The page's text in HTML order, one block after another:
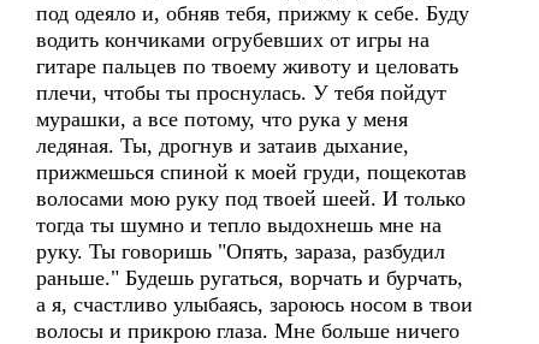
под одеяло и, обняв тебя, прижму к себе. Буду
водить кончиками огрубевших от игры на
гитаре пальцев по твоему животу и целовать
плечи, чтобы ты проснулась. У тебя пойдут
мурашки, а все потому, что рука у меня
ледяная. Ты, дрогнув и затаив дыхание,
прижмешься спиной к моей груди, пощекотав
волосами мою руку под твоей шеей. И только
тогда ты шумно и тепло выдохнешь мне на
руку. Ты говоришь "Опять, зараза, разбудил
раньше." Будешь ругаться, ворчать и бурчать,
а я, счастливо улыбаясь, зароюсь носом в твои
волосы и прикрою глаза. Мне больше ничего